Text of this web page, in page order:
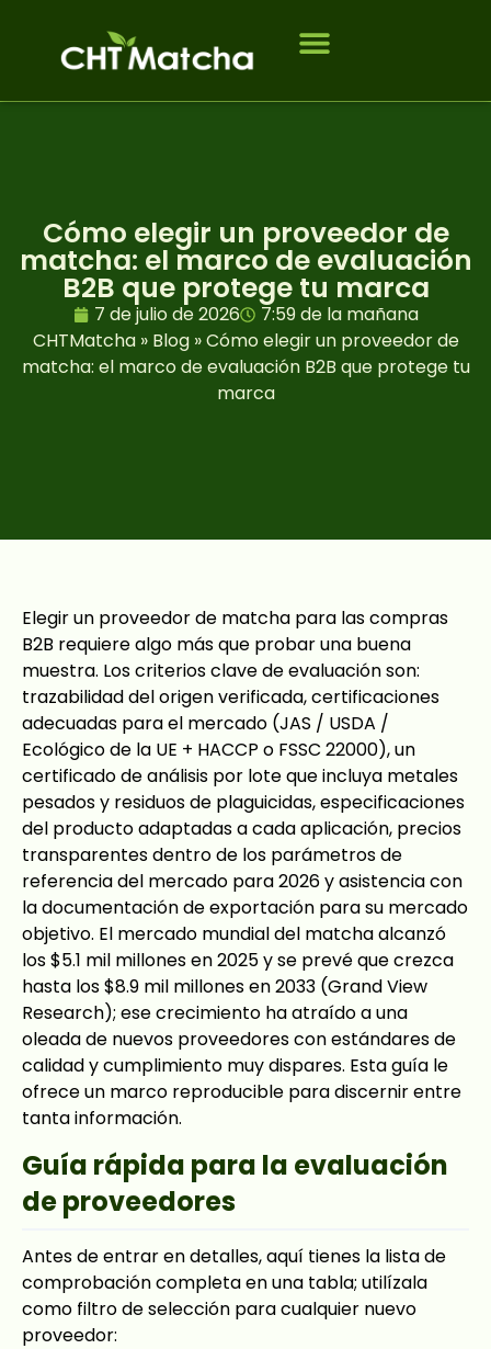
Cómo elegir un proveedor de
matcha: el marco de evaluación
B2B que protege tu marca
7 de julio de 2026
7:59 de la mañana
CHTMatcha» Blog»Cómo elegir un proveedor de
matcha: el marco de evaluación B2B que protege tu
marca
Elegir un proveedor de matcha para las compras
B2B requiere algo más que probar una buena
muestra. Los criterios clave de evaluación son:
trazabilidad del origen verificada, certificaciones
adecuadas para el mercado (JAS / USDA /
Ecológico de la UE + HACCP o FSSC 22000), un
certificado de análisis por lote que incluya metales
pesados y residuos de plaguicidas, especificaciones
del producto adaptadas a cada aplicación, precios
transparentes dentro de los parámetros de
referencia del mercado para 2026 y asistencia con
la documentación de exportación para su mercado
objetivo. El mercado mundial del matcha alcanzó
los $5.1 mil millones en 2025 y se prevé que crezca
hasta los $8.9 mil millones en 2033 (Grand View
Research); ese crecimiento ha atraído a una
oleada de nuevos proveedores con estándares de
calidad y cumplimiento muy dispares. Esta guía le
ofrece un marco reproducible para discernir entre
tanta información.
Guía rápida para la evaluación
de proveedores
Antes de entrar en detalles, aquí tienes la lista de
comprobación completa en una tabla; utilízala
como filtro de selección para cualquier nuevo
proveedor: